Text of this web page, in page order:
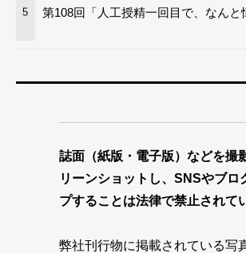
5 第108回「人工授精一回目で、なんと
誌面（紙版・電子版）などを撮
リーンショットし、SNSやブロ
プすることは法律で禁止されて
弊社刊行物に掲載されている写